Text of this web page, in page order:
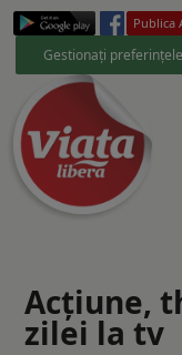
Publica
Gestionați preferințele
Acţiune,
zilei la tv